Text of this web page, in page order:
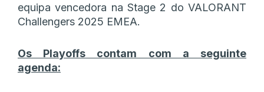
equipa vencedora na Stage 2 do VALORANT
Challengers 2025 EMEA.
Os Playoffs contam com a seguinte
agenda: